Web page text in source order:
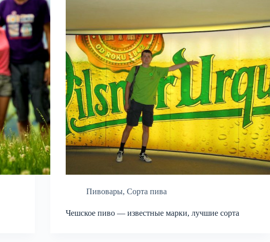
Пивовары, Сорта пива
Чешское пиво — известные марки, лучшие сорта